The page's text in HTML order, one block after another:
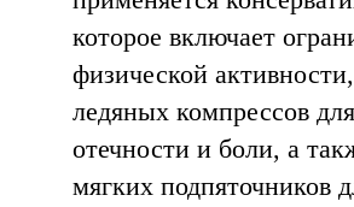
которое включает
физической
ледяных компрессов
отечности и боли, а
мягких подпяточников